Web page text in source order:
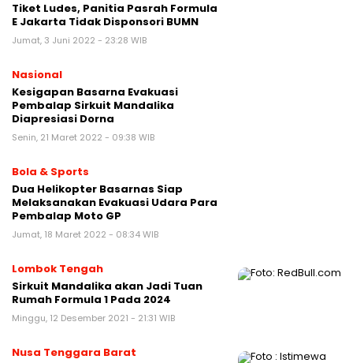
Tiket Ludes, Panitia Pasrah Formula
E Jakarta Tidak Disponsori BUMN
Jumat, 3 Juni 2022 - 23:28 WIB
Nasional
Kesigapan Basarna Evakuasi
Pembalap Sirkuit Mandalika
Diapresiasi Dorna
Senin, 21 Maret 2022 - 09:38 WIB
Bola & Sports
Dua Helikopter Basarnas Siap
Melaksanakan Evakuasi Udara Para
Pembalap Moto GP
Jumat, 18 Maret 2022 - 08:34 WIB
Lombok Tengah
Sirkuit Mandalika akan Jadi Tuan
Rumah Formula 1 Pada 2024
Minggu, 12 Desember 2021 - 21:31 WIB
Nusa Tenggara Barat